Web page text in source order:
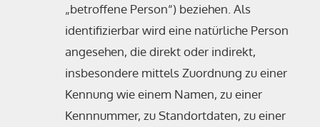
„betroffene Person“) beziehen. Als
identifizierbar wird eine natürliche Person
angesehen, die direkt oder indirekt,
insbesondere mittels Zuordnung zu einer
Kennung wie einem Namen, zu einer
Kennnummer, zu Standortdaten, zu einer